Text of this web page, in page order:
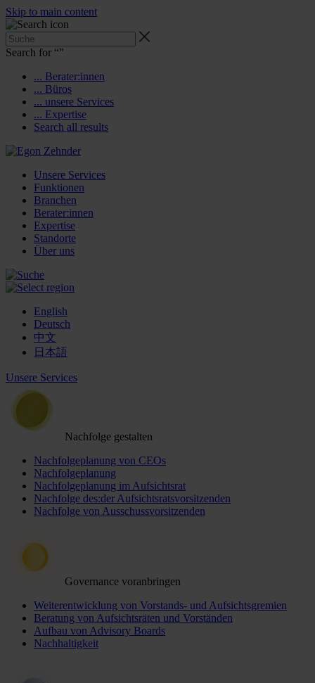
Skip to main content
Search for “”
... Berater:innen
... Büros
... unsere Services
... Expertise
Search all results
Unsere Services
Funktionen
Branchen
Berater:innen
Expertise
Standorte
Über uns
English
Deutsch
中文
日本語
Unsere Services
Nachfolge gestalten
Nachfolgeplanung von CEOs
Nachfolgeplanung
Nachfolgeplanung im Aufsichtsrat
Nachfolge des:der Aufsichtsratsvorsitzenden
Nachfolge von Ausschussvorsitzenden
Governance voranbringen
Weiterentwicklung von Vorstands- und Aufsichtsgremien
Beratung von Aufsichtsräten und Vorständen
Aufbau von Advisory Boards
Nachhaltigkeit